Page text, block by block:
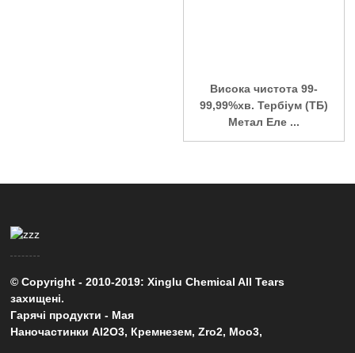
Висока чистота 99-
99,99%хв. Тербіум (ТБ)
Метал Еле ...
© Copyright - 2010-2019: Xinglu Chemical All Tears
захищені.
Гарячі продукти - Мая
Наночастинки Al2O3, Кремнезем,Zro2, Moo3,